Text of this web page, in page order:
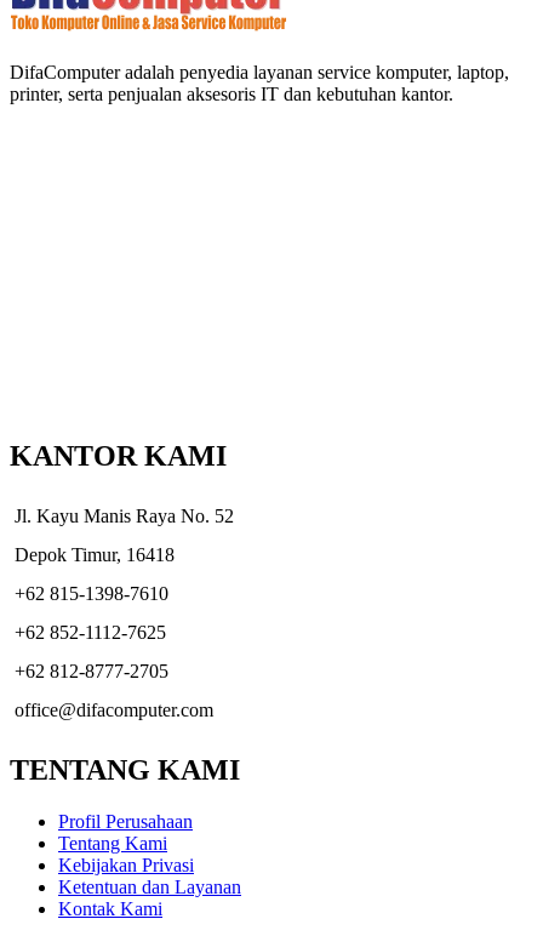
DifaComputer adalah penyedia layanan service komputer, laptop,
printer, serta penjualan aksesoris IT dan kebutuhan kantor.
KANTOR KAMI
Jl. Kayu Manis Raya No. 52
Depok Timur, 16418
+62 815-1398-7610
+62 852-1112-7625
+62 812-8777-2705
office@difacomputer.com
TENTANG KAMI
Profil Perusahaan
Tentang Kami
Kebijakan Privasi
Ketentuan dan Layanan
Kontak Kami